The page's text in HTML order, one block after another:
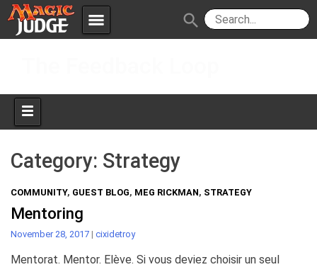
menu
Forum
Judges
Policies IPG
JAR
search
Category: Strategy
COMMUNITY, GUEST BLOG, MEG RICKMAN, STRATEGY
Mentoring
November 28, 2017 | cixidetroy
Mentorat. Mentor. Elève. Si vous deviez choisir un seul